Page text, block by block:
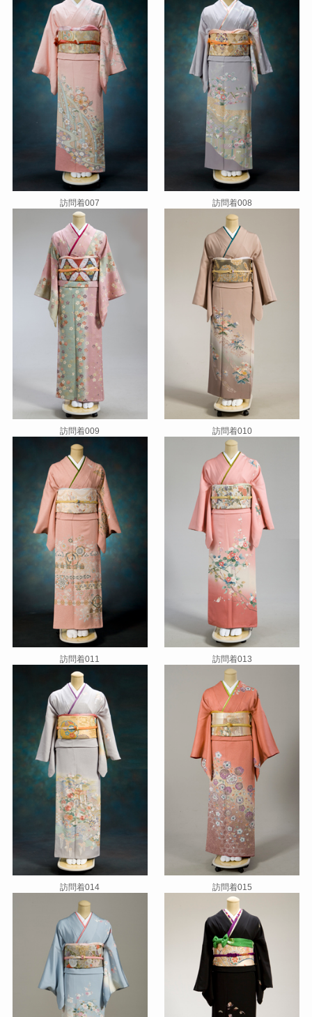
訪問着007 訪問着008
訪問着009 訪問着010
訪問着011 訪問着013
訪問着014 訪問着015